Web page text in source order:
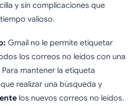
y sin complicaciones que
valioso.
Gmail no le permite etiquetar
los correos no leídos con una
mantener la etiqueta
realizar una búsqueda y
los nuevos correos no leídos.